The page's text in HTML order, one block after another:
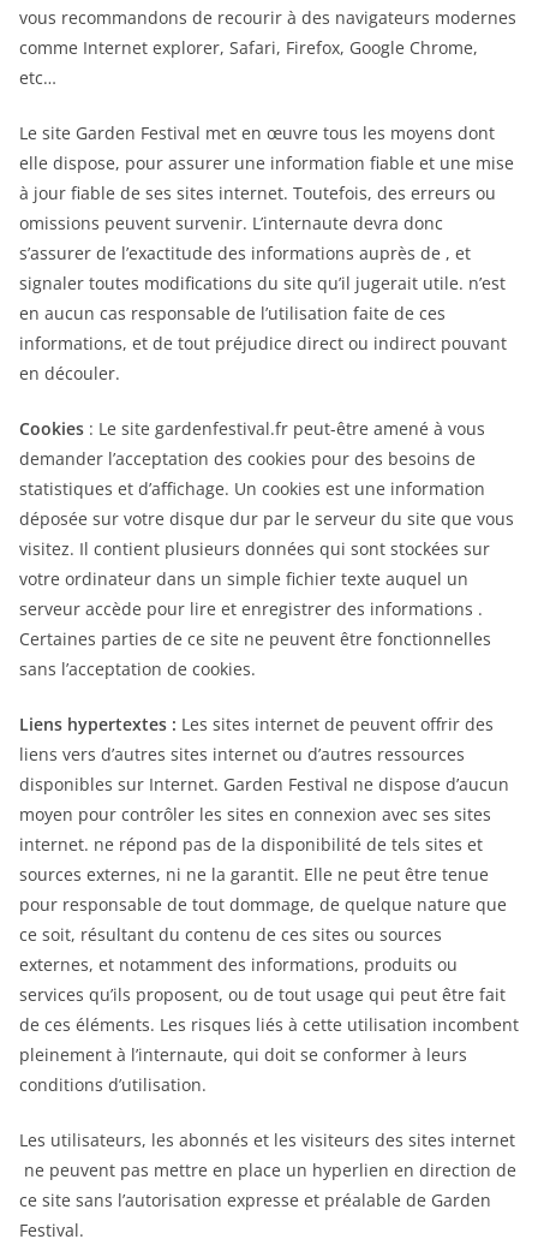
vous recommandons de recourir à des navigateurs modernes
comme Internet explorer, Safari, Firefox, Google Chrome,
etc…
Le site Garden Festival met en œuvre tous les moyens dont
elle dispose, pour assurer une information fiable et une mise
à jour fiable de ses sites internet. Toutefois, des erreurs ou
omissions peuvent survenir. L’internaute devra donc
s’assurer de l’exactitude des informations auprès de , et
signaler toutes modifications du site qu’il jugerait utile. n’est
en aucun cas responsable de l’utilisation faite de ces
informations, et de tout préjudice direct ou indirect pouvant
en découler.
Cookies : Le site gardenfestival.fr peut-être amené à vous
demander l’acceptation des cookies pour des besoins de
statistiques et d’affichage. Un cookies est une information
déposée sur votre disque dur par le serveur du site que vous
visitez. Il contient plusieurs données qui sont stockées sur
votre ordinateur dans un simple fichier texte auquel un
serveur accède pour lire et enregistrer des informations .
Certaines parties de ce site ne peuvent être fonctionnelles
sans l’acceptation de cookies.
Liens hypertextes : Les sites internet de peuvent offrir des
liens vers d’autres sites internet ou d’autres ressources
disponibles sur Internet. Garden Festival ne dispose d’aucun
moyen pour contrôler les sites en connexion avec ses sites
internet. ne répond pas de la disponibilité de tels sites et
sources externes, ni ne la garantit. Elle ne peut être tenue
pour responsable de tout dommage, de quelque nature que
ce soit, résultant du contenu de ces sites ou sources
externes, et notamment des informations, produits ou
services qu’ils proposent, ou de tout usage qui peut être fait
de ces éléments. Les risques liés à cette utilisation incombent
pleinement à l’internaute, qui doit se conformer à leurs
conditions d’utilisation.
Les utilisateurs, les abonnés et les visiteurs des sites internet
ne peuvent pas mettre en place un hyperlien en direction de
ce site sans l’autorisation expresse et préalable de Garden
Festival.